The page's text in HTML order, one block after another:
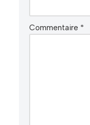
Commentaire *